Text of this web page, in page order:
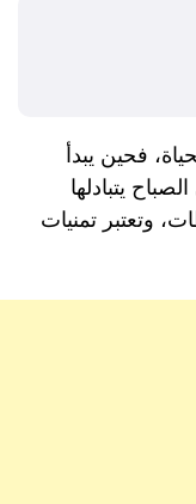
فحين يبدأ
يتبادلها
وتعتبر تمنيات